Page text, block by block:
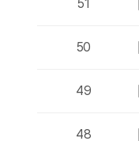
51
50
49
48